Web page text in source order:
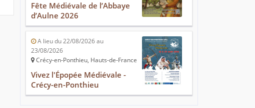
Fête Médiévale de l’Abbaye
d’Aulne 2026
A lieu du 22/08/2026 au
23/08/2026
Crécy-en-Ponthieu, Hauts-de-France
Vivez l'Épopée Médiévale -
Crécy-en-Ponthieu